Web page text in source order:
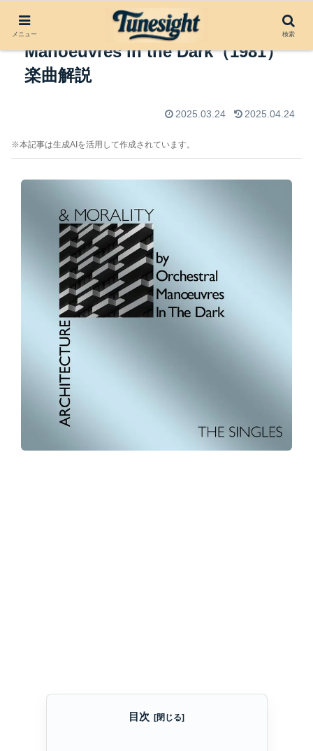
Joan of Arc by Orchestral
Manoeuvres in the Dark（1981）
楽曲解説
2025.03.24 2025.04.24
※本記事は生成AIを活用して作成されています。
目次
メニュー 検索